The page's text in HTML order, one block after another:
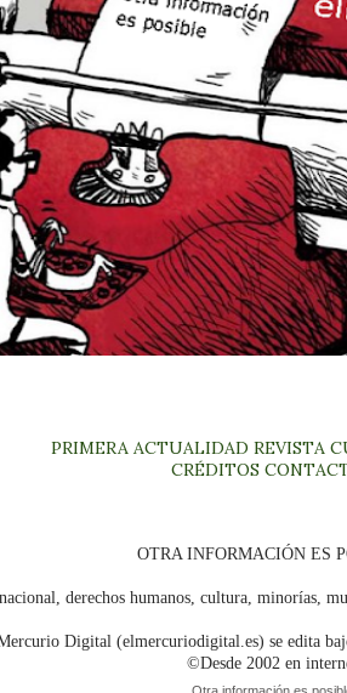
PRIMERA ACTUALIDAD REVISTA
CRÉDITOS
OTRA INFORMACIÓN ES
derechos humanos, cultura, minorías,
Digital (elmercuriodigital.es) se edita
©Desde 2002 en